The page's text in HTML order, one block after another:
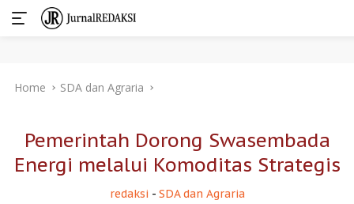
Home SDA dan Agraria
Pemerintah Dorong Swasembada
Energi melalui Komoditas Strategis
redaksi - SDA dan Agraria